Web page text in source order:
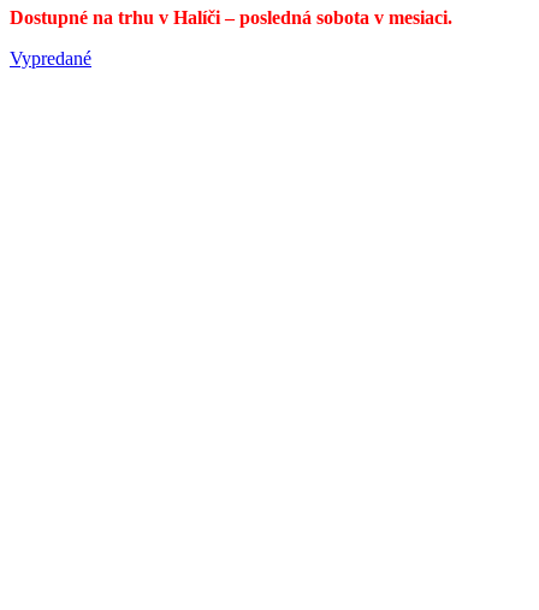
Dostupné na trhu v Halíči – posledná sobota v mesiaci.
Vypredané